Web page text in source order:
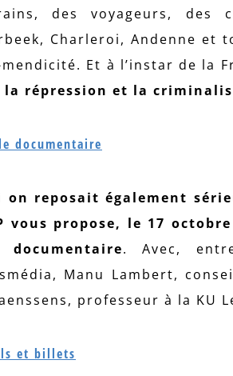
des voyageurs, des
Charleroi, Andenne et
Et à l’instar de la
la répression et la
documentaire
on reposait également
vous propose, le 17
documentaire. Avec,
Manu Lambert,
professeur à la KU
et billets